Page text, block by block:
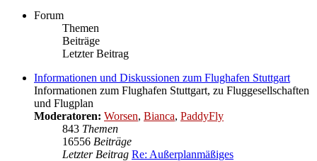
Forum
Themen
Beiträge
Letzter Beitrag
Informationen und Diskussionen zum Flughafen Stuttgart
Informationen zum Flughafen Stuttgart, zu Fluggesellschaften
und Flugplan
Moderatoren: Worsen, Bianca, PaddyFly
843 Themen
16556 Beiträge
Letzter Beitrag Re: Außerplanmäßiges